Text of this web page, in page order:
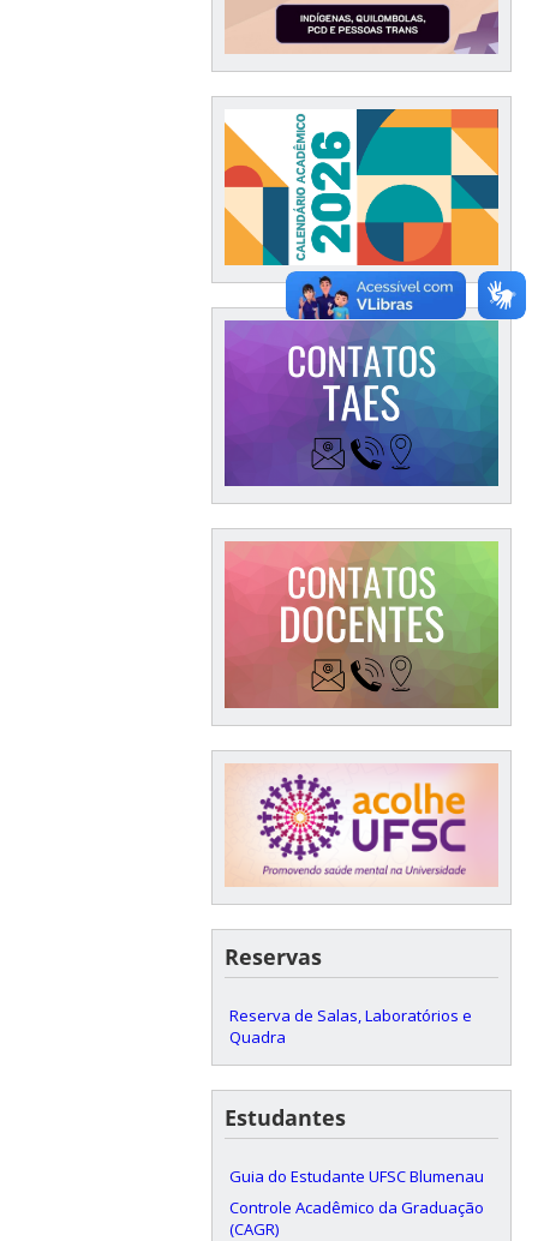
Reservas
Reserva de Salas, Laboratórios e
Quadra
Estudantes
Guia do Estudante UFSC Blumenau
Controle Acadêmico da Graduação
(CAGR)